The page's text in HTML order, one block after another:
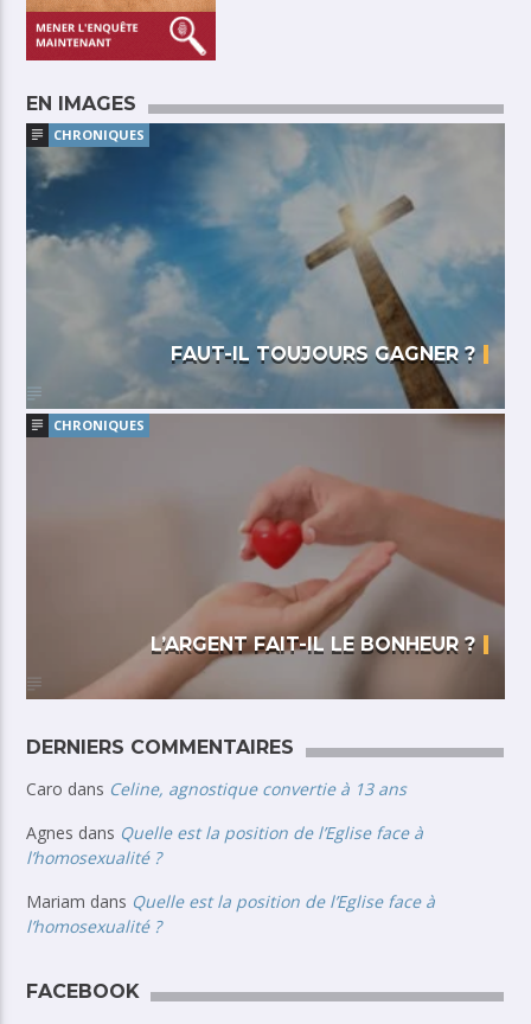
EN IMAGES
CHRONIQUES
FAUT-IL TOUJOURS GAGNER ?
CHRONIQUES
L’ARGENT FAIT-IL LE BONHEUR ?
DERNIERS COMMENTAIRES
Caro dans Celine, agnostique convertie à 13 ans
Agnes dans Quelle est la position de l’Eglise face à
l’homosexualité ?
Mariam dans Quelle est la position de l’Eglise face à
l’homosexualité ?
FACEBOOK